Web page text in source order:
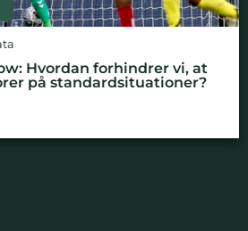
Hvordan forhindrer vi, at
på standardsituationer?